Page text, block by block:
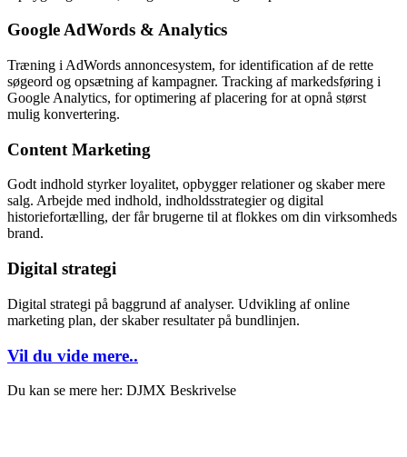
Google AdWords & Analytics
Træning i AdWords annoncesystem, for identification af de rette
søgeord og opsætning af kampagner. Tracking af markedsføring i
Google Analytics, for optimering af placering for at opnå størst
mulig konvertering.
Content Marketing
Godt indhold styrker loyalitet, opbygger relationer og skaber mere
salg. Arbejde med indhold, indholdsstrategier og digital
historiefortælling, der får brugerne til at flokkes om din virksomheds
brand.
Digital strategi
Digital strategi på baggrund af analyser. Udvikling af online
marketing plan, der skaber resultater på bundlinjen.
Vil du vide mere..
Du kan se mere her: DJMX Beskrivelse